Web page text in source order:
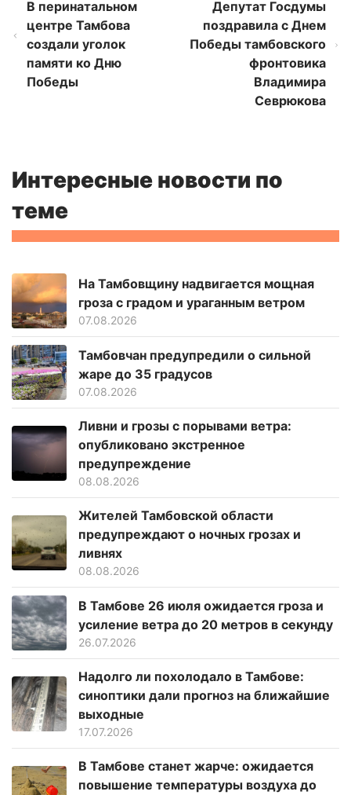
В перинатальном
центре Тамбова
создали уголок
памяти ко Дню
Победы
Депутат Госдумы
поздравила с Днем
Победы тамбовского
фронтовика
Владимира
Севрюкова
Интересные новости по
теме
На Тамбовщину надвигается мощная
гроза с градом и ураганным ветром
07.08.2026
Тамбовчан предупредили о сильной
жаре до 35 градусов
07.08.2026
Ливни и грозы с порывами ветра:
опубликовано экстренное
предупреждение
08.08.2026
Жителей Тамбовской области
предупреждают о ночных грозах и
ливнях
08.08.2026
В Тамбове 26 июля ожидается гроза и
усиление ветра до 20 метров в секунду
26.07.2026
Надолго ли похолодало в Тамбове:
синоптики дали прогноз на ближайшие
выходные
17.07.2026
В Тамбове станет жарче: ожидается
повышение температуры воздуха до